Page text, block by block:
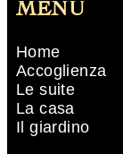
MENU
Home
Accoglienza
Le suite
La casa
Il giardino